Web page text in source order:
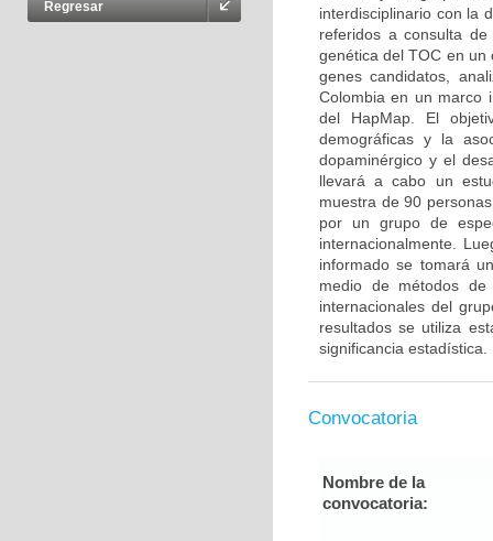
Regresar
interdisciplinario con la
referidos a consulta
genética del TOC en un
genes candidatos,
Colombia en un marco
del HapMap. El
demográficas y la
dopaminérgico y el
llevará a cabo un
muestra de 90
por un grupo de
internacionalmente.
informado se tomará
medio de métodos de
internacionales del
resultados se utiliza
significancia estadística.
Convocatoria
Nombre de la
convocatoria: